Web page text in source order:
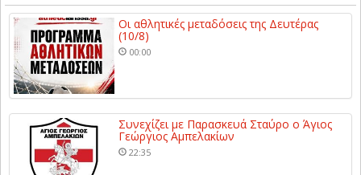
Οι αθλητικές μεταδόσεις της Δευτέρας
(10/8)
00:00
Συνεχίζει με Παρασκευά Σταύρο ο Άγιος
Γεώργιος Αμπελακίων
22:35